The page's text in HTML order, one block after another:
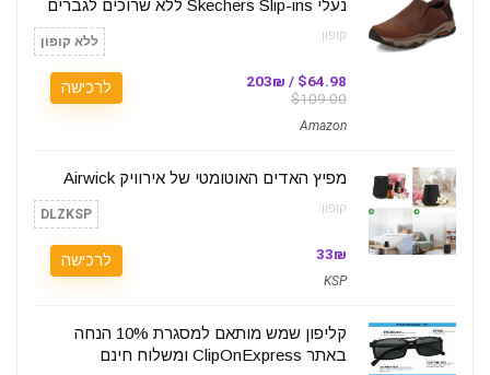
נעלי Skechers Slip-ins ללא שרוכים לגברים
קופון: ללא קופון
$64.98 / 203₪
$109.00
Amazon
לרכישה
מפיץ האדים האוטומטי של אירוויק Airwick
קופון: DLZKSP
33₪
KSP
לרכישה
קליפון שמש מותאם למסגרת 10% הנחה
באתר ClipOnExpress ומשלוח חינם